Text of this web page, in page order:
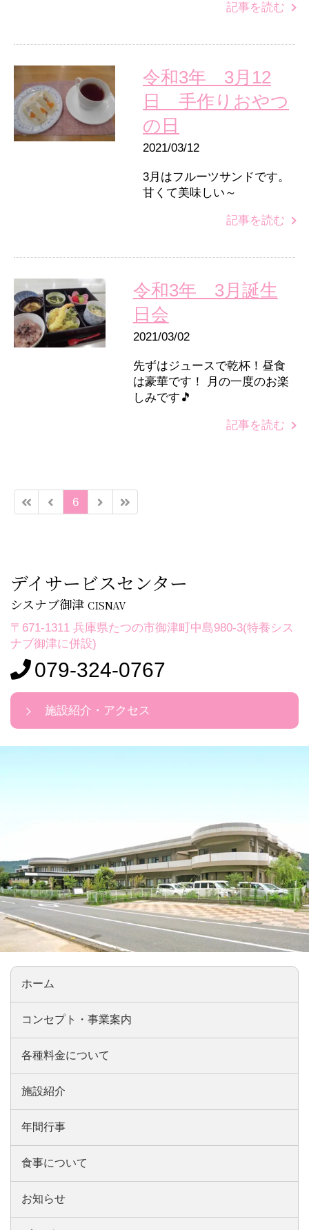
記事を読む
令和3年 3月12
日 手作りおやつ
の日
2021/03/12
3月はフルーツサンドです。
甘くて美味しい～
記事を読む
令和3年 3月誕生
日会
2021/03/02
先ずはジュースで乾杯！昼食
は豪華です！ 月の一度のお楽
しみです🎵
記事を読む
6
デイサービスセンター
シスナブ御津 CISNAV
〒671-1311 兵庫県たつの市御津町中島980-3(特養シス
ナブ御津に併設)
079-324-0767
施設紹介・アクセス
ホーム
コンセプト・事業案内
各種料金について
施設紹介
年間行事
食事について
お知らせ